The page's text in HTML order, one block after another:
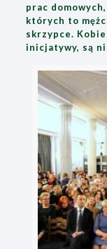
prac
których to
skrzypce.
inicjatywy, są